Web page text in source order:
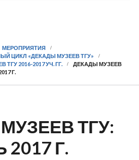
МЕРОПРИЯТИЯ
ЦИКЛ «ДЕКАДЫ МУЗЕЕВ ТГУ»
2016-2017 УЧ. ГГ.
ДЕКАДЫ МУЗЕЕВ
Г.
ТГУ:
Г.